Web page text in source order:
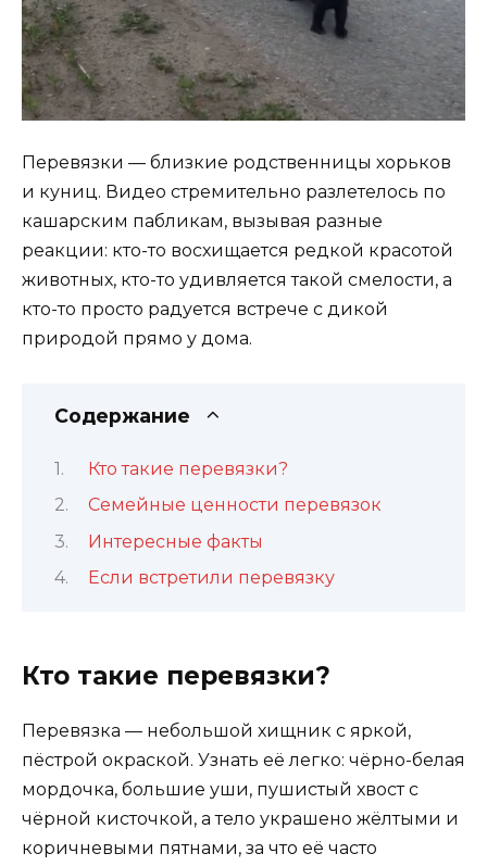
Перевязки — близкие родственницы хорьков
и куниц. Видео стремительно разлетелось по
кашарским пабликам, вызывая разные
реакции: кто-то восхищается редкой красотой
животных, кто-то удивляется такой смелости, а
кто-то просто радуется встрече с дикой
природой прямо у дома.
Содержание
Кто такие перевязки?
Семейные ценности перевязок
Интересные факты
Если встретили перевязку
Кто такие перевязки?
Перевязка — небольшой хищник с яркой,
пёстрой окраской. Узнать её легко: чёрно-белая
мордочка, большие уши, пушистый хвост с
чёрной кисточкой, а тело украшено жёлтыми и
коричневыми пятнами, за что её часто